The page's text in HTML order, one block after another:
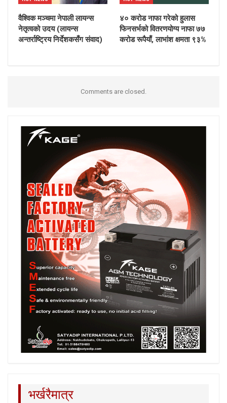
वैश्विक मञ्चमा नेपाली लायन्स
नेतृत्वको उदय (लायन्स
अन्तर्राष्ट्रिय निर्देशकसँग संवाद)
४० करोड नाफा गरेको हुलास
फिनसर्भको वितरणयोग्य नाफा ७७
करोड रूपैयाँ, लाभांश क्षमता ९३%
Comments are closed.
भर्खरैमात्र